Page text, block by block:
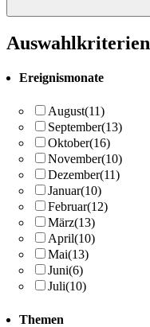
Auswahlkriterien
Ereignismonate
August(11)
September(13)
Oktober(16)
November(10)
Dezember(11)
Januar(10)
Februar(12)
März(13)
April(10)
Mai(13)
Juni(6)
Juli(10)
Themen